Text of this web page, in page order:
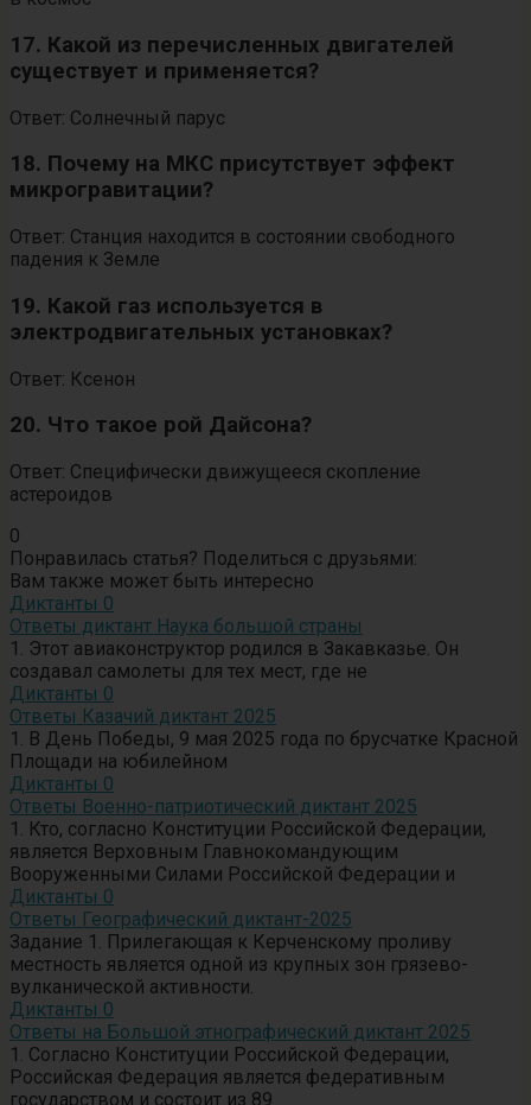
17. Какой из перечисленных двигателей
существует и применяется?
Ответ: Солнечный парус
18. Почему на МКС присутствует эффект
микрогравитации?
Ответ: Станция находится в состоянии свободного
падения к Земле
19. Какой газ используется в
электродвигательных установках?
Ответ: Ксенон
20. Что такое рой Дайсона?
Ответ: Специфически движущееся скопление
астероидов
0
Понравилась статья? Поделиться с друзьями:
Вам также может быть интересно
Диктанты 0
Ответы диктант Наука большой страны
1. Этот авиаконструктор родился в Закавказье. Он
создавал самолеты для тех мест, где не
Диктанты 0
Ответы Казачий диктант 2025
1. В День Победы, 9 мая 2025 года по брусчатке Красной
Площади на юбилейном
Диктанты 0
Ответы Военно-патриотический диктант 2025
1. Кто, согласно Конституции Российской Федерации,
является Верховным Главнокомандующим
Вооруженными Силами Российской Федерации и
Диктанты 0
Ответы Географический диктант-2025
Задание 1. Прилегающая к Керченскому проливу
местность является одной из крупных зон грязево-
вулканической активности.
Диктанты 0
Ответы на Большой этнографический диктант 2025
1. Согласно Конституции Российской Федерации,
Российская Федерация является федеративным
государством и состоит из 89